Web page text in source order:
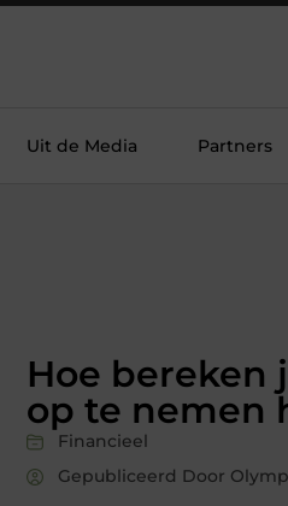
Uit de Media Partners
Hoe bereken
op te nemen
Financieel
Gepubliceerd Door